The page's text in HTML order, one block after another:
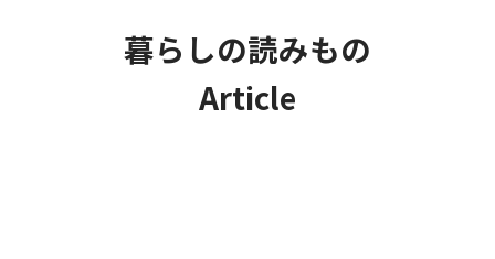
暮らしの読みもの
Article